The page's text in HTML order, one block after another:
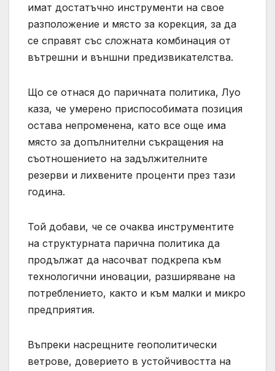
имат достатъчно инструменти на свое
разположение и място за корекция, за да
се справят със сложната комбинация от
вътрешни и външни предизвикателства.
Що се отнася до паричната политика, Луо
каза, че умерено приспособимата позиция
остава непроменена, като все още има
място за допълнителни съкращения на
съотношението на задължителните
резерви и лихвените проценти през тази
година.
Той добави, че се очаква инструментите
на структурната парична политика да
продължат да насочват подкрепа към
технологични иновации, разширяване на
потреблението, както и към малки и микро
предприятия.
Въпреки насрещните геополитически
ветрове, доверието в устойчивостта на